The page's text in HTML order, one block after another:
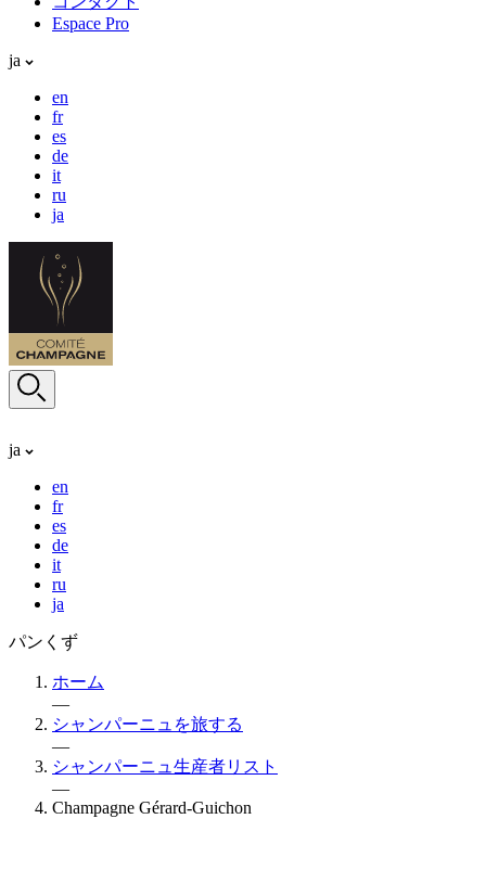
Espace Pro
ja
en
fr
es
de
it
ru
ja
ja
en
fr
es
de
it
ru
ja
パンくず
ホーム
—
シャンパーニュを旅する
—
シャンパーニュ生産者リスト
—
Champagne Gérard-Guichon